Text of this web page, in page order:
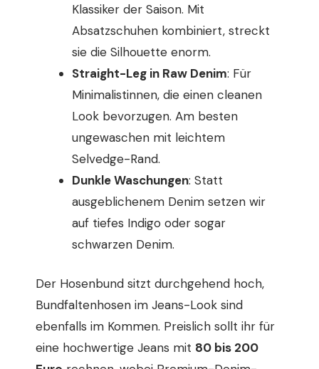
Klassiker der Saison. Mit
Absatzschuhen kombiniert, streckt
sie die Silhouette enorm.
Straight-Leg in Raw Denim: Für
Minimalistinnen, die einen cleanen
Look bevorzugen. Am besten
ungewaschen mit leichtem
Selvedge-Rand.
Dunkle Waschungen: Statt
ausgeblichenem Denim setzen wir
auf tiefes Indigo oder sogar
schwarzen Denim.
Der Hosenbund sitzt durchgehend hoch,
Bundfaltenhosen im Jeans-Look sind
ebenfalls im Kommen. Preislich sollt ihr für
eine hochwertige Jeans mit 80 bis 200